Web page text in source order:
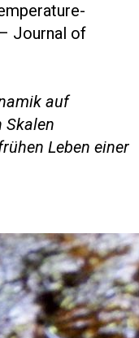
Journal of
auf
Skalen
Leben einer